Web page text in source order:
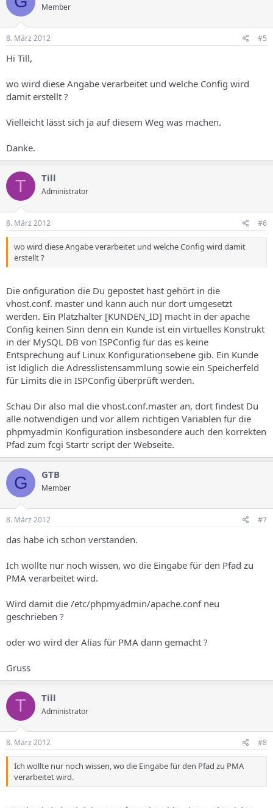
Member
8. März 2012 #5
Hi Till,
wo wird diese Angabe verarbeitet und welche Config wird
damit erstellt ?
Vielleicht lässt sich ja auf diesem Weg was machen.
Danke.
T Till
Administrator
8. März 2012 #6
wo wird diese Angabe verarbeitet und welche Config wird damit
erstellt ?
Die onfiguration die Du gepostet hast gehört in die
vhost.conf. master und kann auch nur dort umgesetzt
werden. Ein Platzhalter [KUNDEN_ID] macht in der apache
Config keinen Sinn denn ein Kunde ist ein virtuelles Konstrukt
in der MySQL DB von ISPConfig für das es keine
Entsprechung auf Linux Konfigurationsebene gib. Ein Kunde
ist ldiglich die Adresslistensammlung sowie ein Speicherfeld
für Limits die in ISPConfig überprüft werden.
Schau Dir also mal die vhost.conf.master an, dort findest Du
alle notwendigen und vor allem richtigen Variablen für die
phpmyadmin Konfiguration insbesondere auch den korrekten
Pfad zum fcgi Startr script der Webseite.
G GTB
Member
8. März 2012 #7
das habe ich schon verstanden.
Ich wollte nur noch wissen, wo die Eingabe für den Pfad zu
PMA verarbeitet wird.
Wird damit die /etc/phpmyadmin/apache.conf neu
geschrieben ?
oder wo wird der Alias für PMA dann gemacht ?
Gruss
T Till
Administrator
8. März 2012 #8
Ich wollte nur noch wissen, wo die Eingabe für den Pfad zu PMA
verarbeitet wird.